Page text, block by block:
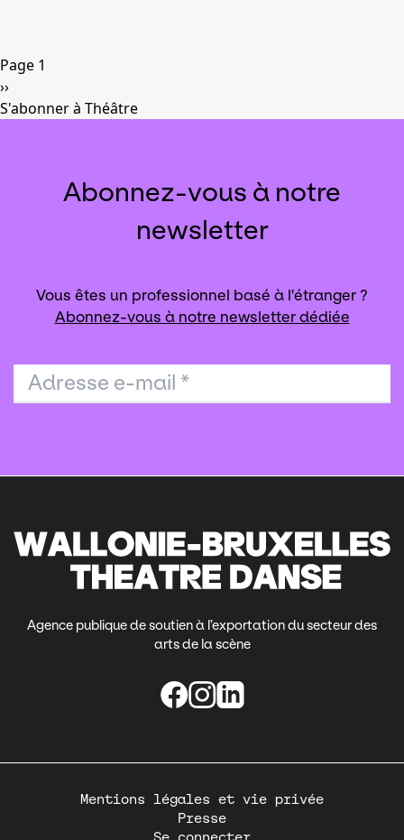
Pagination
Page 1
Page
suivante
››
S'abonner à Théâtre
Abonnez-vous à notre
newsletter
Vous êtes un professionnel basé à l'étranger ?
Abonnez-vous à notre newsletter dédiée
Adresse e-mail *
Agence publique de soutien à l’exportation du secteur des
arts de la scène
Pied
Mentions légales et vie privée
Presse